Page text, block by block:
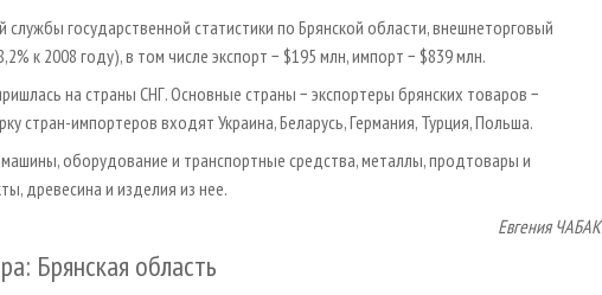
государственной статистики по Брянской области, внешнеторговый
к 2008 году), в том числе экспорт − $195 млн, импорт − $839 млн.
на страны СНГ. Основные страны − экспортеры брянских товаров −
стран-импортеров входят Украина, Беларусь, Германия, Турция, Польша.
оборудование и транспортные средства, металлы, продтовары и
древесина и изделия из нее.
Евгения ЧАБАК
Брянская область